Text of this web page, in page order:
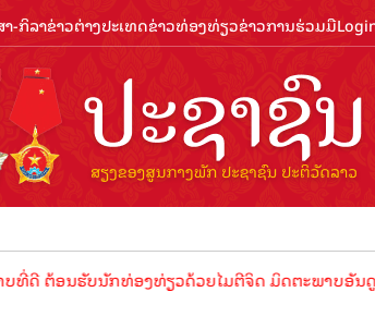
-ກິລາຂ່າວຕ່າງປະເທດຂ່າວທ່ອງທ່ຽວຂ່າວການຮ່ວມມື
ອນຮັບນັກທ່ອງທ່ຽວດ້ວຍໄມຕີຈິດ ມິດຕະພາບອັນດູດດື່ມ !